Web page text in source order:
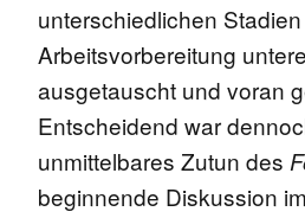
unterschiedlichen
Arbeitsvorbereitung
ausgetauscht und voran
Entscheidend war
unmittelbares Zutun des
beginnende Diskussion